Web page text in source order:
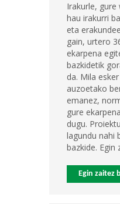
Irakurle, gure
hau irakurri
eta
gain, urtero
ekarpena
bazkidetik
da. Mila
auzoetako
emanez,
gure
dugu.
lagundu nahi
bazkide. Egin
Egin zaitez